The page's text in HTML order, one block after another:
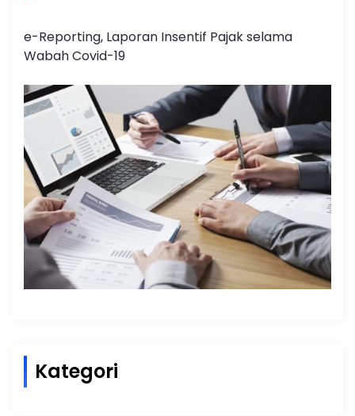
e-Reporting, Laporan Insentif Pajak selama
Wabah Covid-19
Kategori